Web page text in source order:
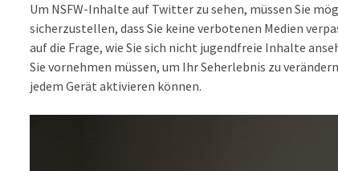
Um NSFW-Inhalte auf Twitter zu sehen, müssen Sie
sicherzustellen, dass Sie keine verbotenen Medien
auf die Frage, wie Sie sich nicht jugendfreie Inhalte
Sie vornehmen müssen, um Ihr Seherlebnis zu
jedem Gerät aktivieren können.